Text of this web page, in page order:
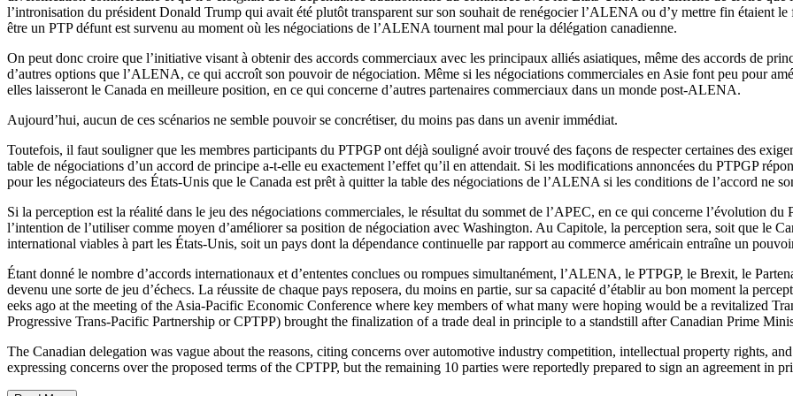
l’intronisation du président Donald Trump qui avait été plutôt transparent sur son souhait de renégocier l’ALENA ou d’y mettre fin étaient
être un PTP défunt est survenu au moment où les négociations de l’ALENA tournent mal pour la délégation canadienne.
On peut donc croire que l’initiative visant à obtenir des accords commerciaux avec les principaux alliés asiatiques, même des accords de
d’autres options que l’ALENA, ce qui accroît son pouvoir de négociation. Même si les négociations commerciales en Asie font peu pour
elles laisseront le Canada en meilleure position, en ce qui concerne d’autres partenaires commerciaux dans un monde post-ALENA.
Aujourd’hui, aucun de ces scénarios ne semble pouvoir se concrétiser, du moins pas dans un avenir immédiat.
Toutefois, il faut souligner que les membres participants du PTPGP ont déjà souligné avoir trouvé des façons de respecter certaines des
table de négociations d’un accord de principe a-t-elle eu exactement l’effet qu’il en attendait. Si les modifications annoncées du PTPGP
pour les négociateurs des États-Unis que le Canada est prêt à quitter la table des négociations de l’ALENA si les conditions de l’accord ne
Si la perception est la réalité dans le jeu des négociations commerciales, le résultat du sommet de l’APEC, en ce qui concerne l’évolution
l’intention de l’utiliser comme moyen d’améliorer sa position de négociation avec Washington. Au Capitole, la perception sera, soit que le
international viables à part les États-Unis, soit un pays dont la dépendance continuelle par rapport au commerce américain entraîne un
Étant donné le nombre d’accords internationaux et d’ententes conclues ou rompues simultanément, l’ALENA, le PTPGP, le Brexit, le
devenu une sorte de jeu d’échecs. La réussite de chaque pays reposera, du moins en partie, sur sa capacité d’établir au bon moment la
eeks ago at the meeting of the Asia-Pacific Economic Conference where key members of what many were hoping would be a revitalized
Progressive Trans-Pacific Partnership or CPTPP) brought the finalization of a trade deal in principle to a standstill after Canadian Prime
The Canadian delegation was vague about the reasons, citing concerns over automotive industry competition, intellectual property rights,
expressing concerns over the proposed terms of the CPTPP, but the remaining 10 parties were reportedly prepared to sign an agreement in